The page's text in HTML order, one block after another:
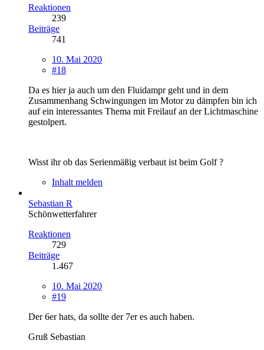
Reaktionen
239
Beiträge
741
10. Mai 2020
#18
Da es hier ja auch um den Fluidampr geht und in dem
Zusammenhang Schwingungen im Motor zu dämpfen bin ich
auf ein interessantes Thema mit Freilauf an der Lichtmaschine
gestolpert.
Wisst ihr ob das Serienmäßig verbaut ist beim Golf ?
Inhalt melden
Sebastian R
Schönwetterfahrer
Reaktionen
729
Beiträge
1.467
10. Mai 2020
#19
Der 6er hats, da sollte der 7er es auch haben.
Gruß Sebastian